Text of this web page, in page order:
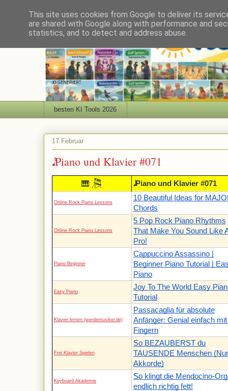
besten KI Tools 2026
17 Februar
𝅘𝅥𝅯 Piano und Klavier #071
🎹 🎘 𝅘𝅥𝅯 Piano und Klavier #071
Online Rock Piano Lessons
10 Beautiful Ideas for
Chords
Online Rock Piano Lessons
5 Pop Rock Piano Rhythms
That Make You Sound Like
Pro!
Piano Beginner
Cappuccino Assassino |
Beginner Piano Tutorial |
Piano
Easy Piano
Joy To The World Easy
Tutorial
Klavier lernen (werdemusiker.de)
Passacaglia für absolute
Anfänger: Genial einfach
Fingern
Frei Klavier Spielen
So BEZAUBERST du
TAUSENDE Menschen
Akkorde)
Keyboard-Akademie
So klingt die Mendocino-
endlich richtig fett!
This site uses cookies from Google to deliver its
are shared with Google along with performance and
statistics, and to detect and address abuse.